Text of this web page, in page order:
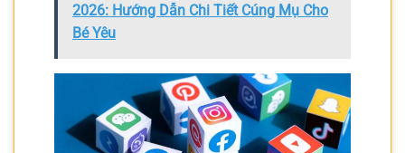
2026: Hướng Dẫn Chi Tiết Cúng Mụ Cho
Bé Yêu